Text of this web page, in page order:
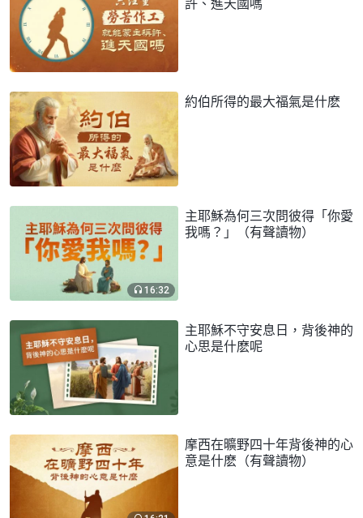
約伯所得的最大福氣是什麽
16:32
主耶穌為何三次問彼得「你愛
我嗎？」（有聲讀物）
主耶穌不守安息日，背後神的
心思是什麽呢
摩西在曠野四十年背後神的心
意是什麽（有聲讀物）